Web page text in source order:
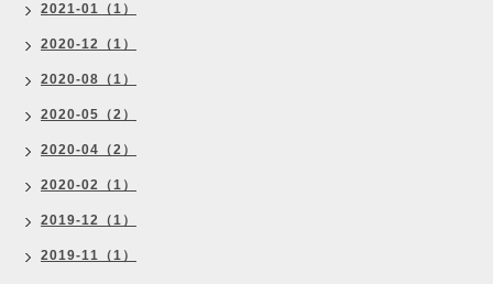
2021-01（1）
2020-12（1）
2020-08（1）
2020-05（2）
2020-04（2）
2020-02（1）
2019-12（1）
2019-11（1）